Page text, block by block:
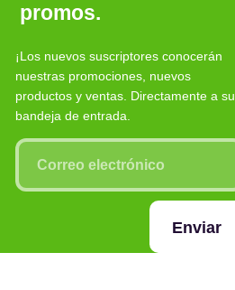
promos.
¡Los nuevos suscriptores conocerán
nuestras promociones, nuevos
productos y ventas. Directamente a su
bandeja de entrada.
Enviar